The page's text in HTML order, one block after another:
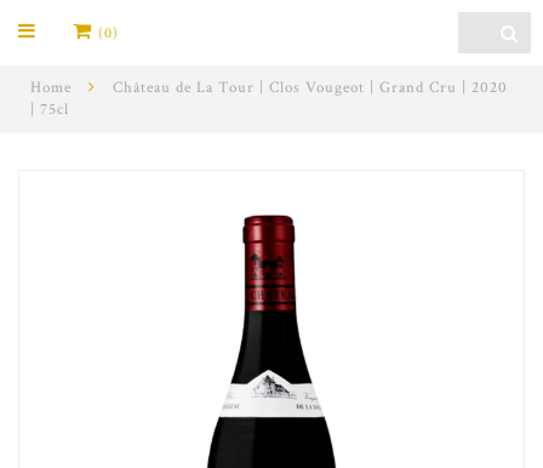
(0)
Home
Château de La Tour | Clos Vougeot | Grand Cru | 2020
| 75cl